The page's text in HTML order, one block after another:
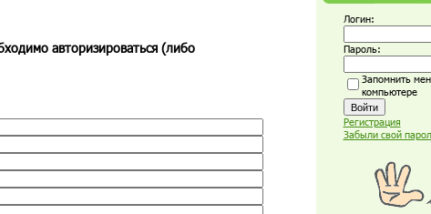
авторизироваться (либо
Логин:
Пароль:
Запомнить
компьютере
Регистрация
Забыли свой